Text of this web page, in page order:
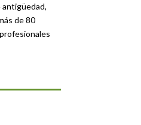
antigüedad,
de 80